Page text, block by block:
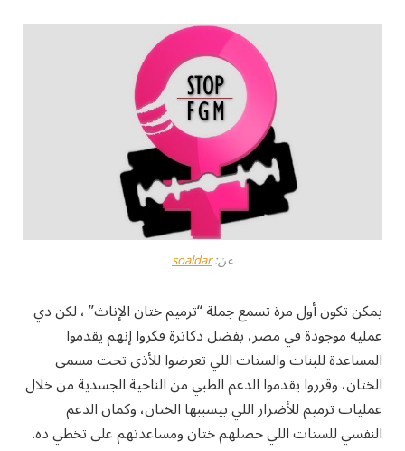
عن:soaldar
يمكن تكون أول مرة تسمع جملة “ترميم ختان الإناث” ، لكن دي
عملية موجودة في مصر، بفضل دكاترة فكروا إنهم يقدموا
المساعدة للبنات والستات اللي تعرضوا للأذى تحت مسمى
الختان، وقرروا يقدموا الدعم الطبي من الناحية الجسدية من خلال
عمليات ترميم للأضرار اللي بيسببها الختان، وكمان الدعم
النفسي للستات اللي حصلهم ختان ومساعدتهم على تخطي ده.